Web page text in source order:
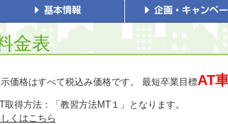
金表
価格はすべて税込み価格です。 最短卒業目標AT
取得方法：「教習方法MT１」となります。
くはこちら